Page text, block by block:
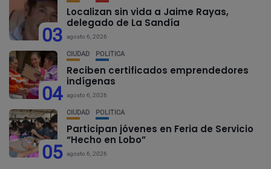
03
Localizan sin vida a Jaime Rayas,
delegado de La Sandía
agosto 6, 2026
04
CIUDAD POLÍTICA
Reciben certificados emprendedores
indígenas
agosto 6, 2026
05
CIUDAD POLÍTICA
Participan jóvenes en Feria de Servicio
“Hecho en Lobo”
agosto 6, 2026